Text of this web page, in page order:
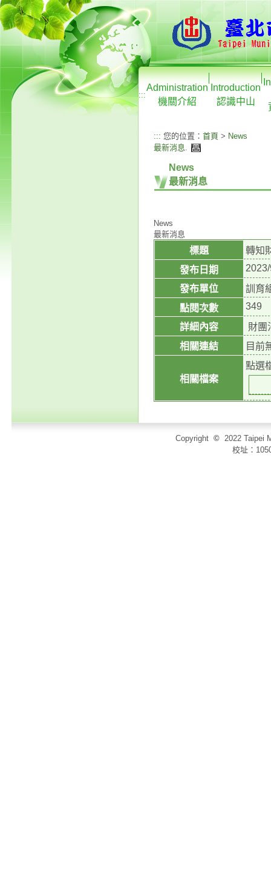
:::
Administration
機關介紹
Introduction
認識中山
::: 您的位置： 首頁 > News
最新消息.
News
最新消息
News
最新消息
標題
轉知
發布日期
發布單位
訓育
點閱次數
349
詳細內容
財團
相關連結
目前
相關檔案
點選
Copyright © 2022 Taipei
校址：